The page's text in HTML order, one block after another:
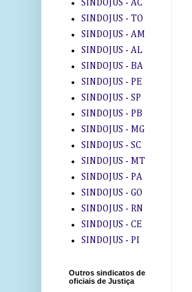
SINDOJUS - AC
SINDOJUS - TO
SINDOJUS - AM
SINDOJUS - AL
SINDOJUS - BA
SINDOJUS - PE
SINDOJUS - SP
SINDOJUS - PB
SINDOJUS - MG
SINDOJUS - SC
SINDOJUS - MT
SINDOJUS - PA
SINDOJUS - GO
SINDOJUS - RN
SINDOJUS - CE
SINDOJUS - PI
Outros sindicatos de
oficiais de Justiça